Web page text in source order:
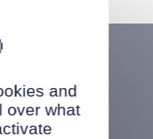
and
over what